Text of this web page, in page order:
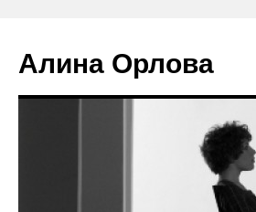
Алина Орлова